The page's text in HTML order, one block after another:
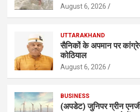
August 6, 2026
UTTARAKHAND
सैनिकों के अपमान पर
कोठियाल
August 6, 2026
BUSINESS
(अपडेट) जुनिपर ग्रीन